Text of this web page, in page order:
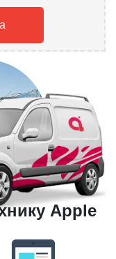
Apple